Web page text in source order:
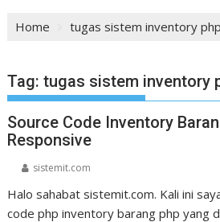
Home tugas sistem inventory php
Tag:tugas sistem inventory
Source Code Inventory
Responsive
sistemit.com
Halo sahabat sistemit.com. Kali ini
code php inventory barang php yang